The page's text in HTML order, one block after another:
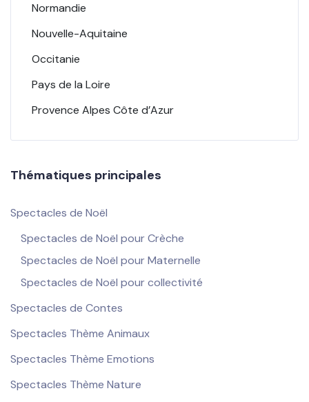
Normandie
Nouvelle-Aquitaine
Occitanie
Pays de la Loire
Provence Alpes Côte d’Azur
Thématiques principales
Spectacles de Noël
Spectacles de Noël pour Crèche
Spectacles de Noël pour Maternelle
Spectacles de Noël pour collectivité
Spectacles de Contes
Spectacles Thème Animaux
Spectacles Thème Emotions
Spectacles Thème Nature